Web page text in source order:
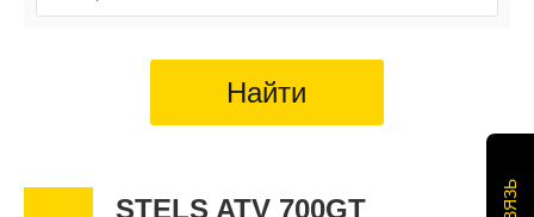
Найти
STELS ATV 700GT